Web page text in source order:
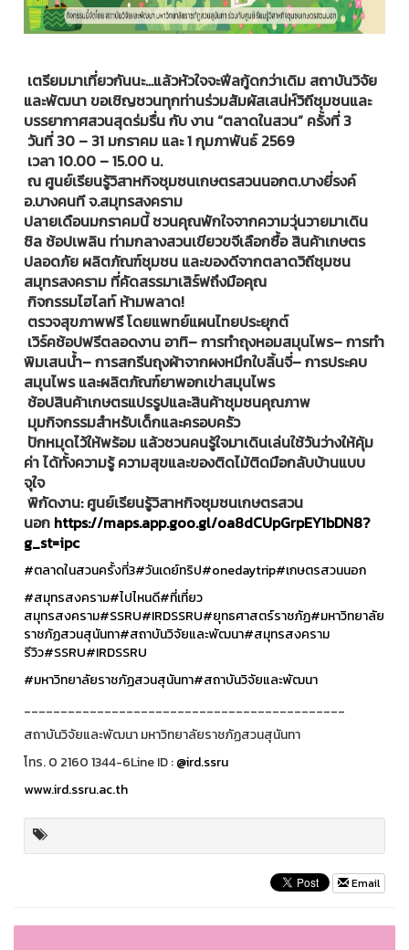
เตรียมมาเที่ยวกันนะ…แล้วหัวใจจะฟีลกู้ดกว่าเดิม สถาบันวิจัย
และพัฒนา ขอเชิญชวนทุกท่านร่วมสัมผัสเสน่ห์วิถีชุมชนและ
บรรยากาศสวนสุดร่มรื่น กับ งาน “ตลาดในสวน” ครั้งที่ 3
วันที่ 30 – 31 มกราคม และ 1 กุมภาพันธ์ 2569
เวลา 10.00 – 15.00 น.
ณ ศูนย์เรียนรู้วิสาหกิจชุมชนเกษตรสวนนอกต.บางยี่รงค์
อ.บางคนที จ.สมุทรสงคราม
ปลายเดือนมกราคมนี้ ชวนคุณพักใจจากความวุ่นวายมาเดิน
ชิล ช้อปเพลิน ท่ามกลางสวนเขียวขจีเลือกซื้อ สินค้าเกษตร
ปลอดภัย ผลิตภัณฑ์ชุมชน และของดีจากตลาดวิถีชุมชน
สมุทรสงคราม ที่คัดสรรมาเสิร์ฟถึงมือคุณ
กิจกรรมไฮไลท์ ห้ามพลาด!
ตรวจสุขภาพฟรี โดยแพทย์แผนไทยประยุกต์
เวิร์คช้อปฟรีตลอดงาน อาทิ– การทำถุงหอมสมุนไพร– การทำ
พิมเสนน้ำ– การสกรีนถุงผ้าจากผงหมึกใบลิ้นจี่– การประคบ
สมุนไพร และผลิตภัณฑ์ยาพอกเข่าสมุนไพร
ช้อปสินค้าเกษตรแปรรูปและสินค้าชุมชนคุณภาพ
มุมกิจกรรมสำหรับเด็กและครอบครัว
ปักหมุดไว้ให้พร้อม แล้วชวนคนรู้ใจมาเดินเล่นใช้วันว่างให้คุ้ม
ค่า ได้ทั้งความรู้ ความสุขและของติดไม้ติดมือกลับบ้านแบบ
จุใจ
พิกัดงาน: ศูนย์เรียนรู้วิสาหกิจชุมชนเกษตรสวน
นอก https://maps.app.goo.gl/oa8dCUpGrpEY1bDN8?
g_st=ipc
#ตลาดในสวนครั้งที่3#วันเดย์ทริป#onedaytrip#เกษตรสวนนอก
#สมุทรสงคราม#ไปไหนดี#ที่เที่ยว
สมุทรสงคราม#SSRU#IRDSSRU#ยุทธศาสตร์ราชภัฏ#มหาวิทยาลัย
ราชภัฏสวนสุนันทา#สถาบันวิจัยและพัฒนา#สมุทรสงคราม
รีวิว#SSRU#IRDSSRU
#มหาวิทยาลัยราชภัฏสวนสุนันทา#สถาบันวิจัยและพัฒนา
____________________________________________
สถาบันวิจัยและพัฒนา มหาวิทยาลัยราชภัฏสวนสุนันทา
โทร. 0 2160 1344-6Line ID :@ird.ssru
www.ird.ssru.ac.th
Email